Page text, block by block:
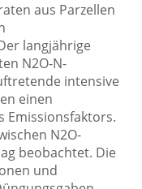
aus Parzellen
langjährige
N2O-N-
intensive
einen
Emissionsfaktors.
N2O-
beobachtet. Die
und